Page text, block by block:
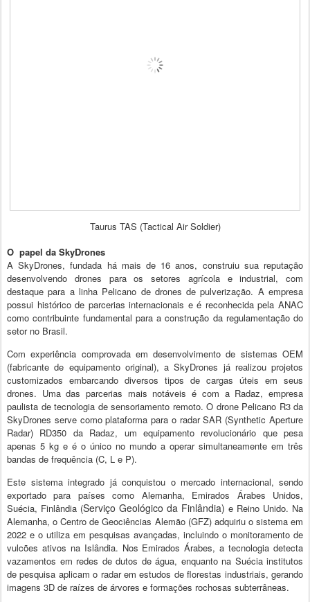
Taurus TAS (Tactical Air Soldier)
O papel da SkyDrones
A SkyDrones, fundada há mais de 16 anos, construiu sua reputação
desenvolvendo drones para os setores agrícola e industrial, com
destaque para a linha Pelicano de drones de pulverização. A empresa
possui histórico de parcerias internacionais e é reconhecida pela ANAC
como contribuinte fundamental para a construção da regulamentação do
setor no Brasil.
Com experiência comprovada em desenvolvimento de sistemas OEM
(fabricante de equipamento original), a SkyDrones já realizou projetos
customizados embarcando diversos tipos de cargas úteis em seus
drones. Uma das parcerias mais notáveis é com a Radaz, empresa
paulista de tecnologia de sensoriamento remoto. O drone Pelicano R3 da
SkyDrones serve como plataforma para o radar SAR (Synthetic Aperture
Radar) RD350 da Radaz, um equipamento revolucionário que pesa
apenas 5 kg e é o único no mundo a operar simultaneamente em três
bandas de frequência (C, L e P).
Este sistema integrado já conquistou o mercado internacional, sendo
exportado para países como Alemanha, Emirados Árabes Unidos,
Suécia, Finlândia (Serviço Geológico da Finlândia) e Reino Unido. Na
Alemanha, o Centro de Geociências Alemão (GFZ) adquiriu o sistema em
2022 e o utiliza em pesquisas avançadas, incluindo o monitoramento de
vulcões ativos na Islândia. Nos Emirados Árabes, a tecnologia detecta
vazamentos em redes de dutos de água, enquanto na Suécia institutos
de pesquisa aplicam o radar em estudos de florestas industriais, gerando
imagens 3D de raízes de árvores e formações rochosas subterrâneas.